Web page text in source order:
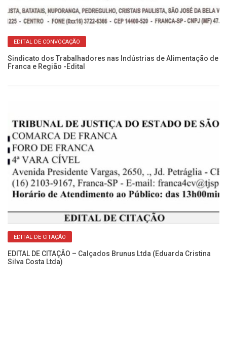
EDITAL DE CONVOCAÇÃO
Sindicato dos Trabalhadores nas Indústrias de Alimentação de
Franca e Região -Edital
EDITAL DE CITAÇÃO
EDITAL DE CITAÇÃO – Calçados Brunus Ltda (Eduarda Cristina
Silva Costa Ltda)